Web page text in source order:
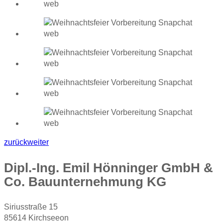
zurückweiter
Dipl.-Ing. Emil Hönninger GmbH &
Co. Bauunternehmung KG
Siriusstraße 15
85614 Kirchseeon